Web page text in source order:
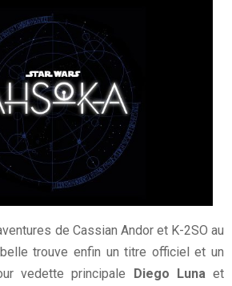
de Cassian Andor et K-2SO au
trouve enfin un titre officiel et un
vedette principale Diego Luna et